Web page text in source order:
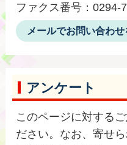
ファクス番号：0294-
メールでお問い合わせ
アンケート
このページに対する
ださい。なお、寄せ